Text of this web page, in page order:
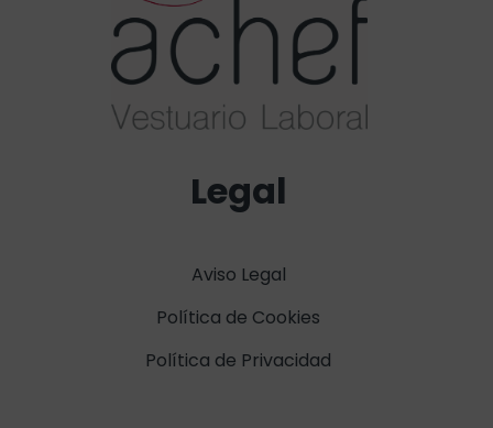
Legal
Aviso Legal
Política de Cookies
Política de Privacidad